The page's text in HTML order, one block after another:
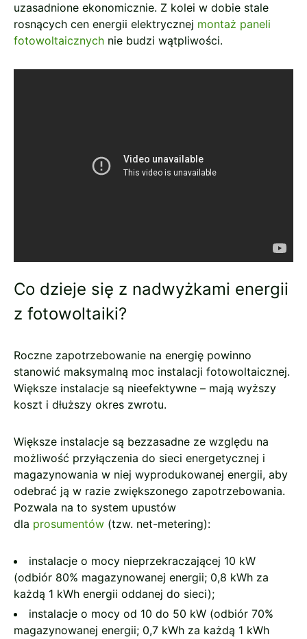
uzasadnione ekonomicznie. Z kolei w dobie stale
rosnących cen energii elektrycznej montaż paneli
fotowoltaicznych nie budzi wątpliwości.
Co dzieje się z nadwyżkami energii
z fotowoltaiki?
Roczne zapotrzebowanie na energię powinno
stanowić maksymalną moc instalacji fotowoltaicznej.
Większe instalacje są nieefektywne – mają wyższy
koszt i dłuższy okres zwrotu.
Większe instalacje są bezzasadne ze względu na
możliwość przyłączenia do sieci energetycznej i
magazynowania w niej wyprodukowanej energii, aby
odebrać ją w razie zwiększonego zapotrzebowania.
Pozwala na to system upustów
dla prosumentów (tzw. net-metering):
instalacje o mocy nieprzekraczającej 10 kW
(odbiór 80% magazynowanej energii; 0,8 kWh za
każdą 1 kWh energii oddanej do sieci);
instalacje o mocy od 10 do 50 kW (odbiór 70%
magazynowanej energii; 0,7 kWh za każdą 1 kWh